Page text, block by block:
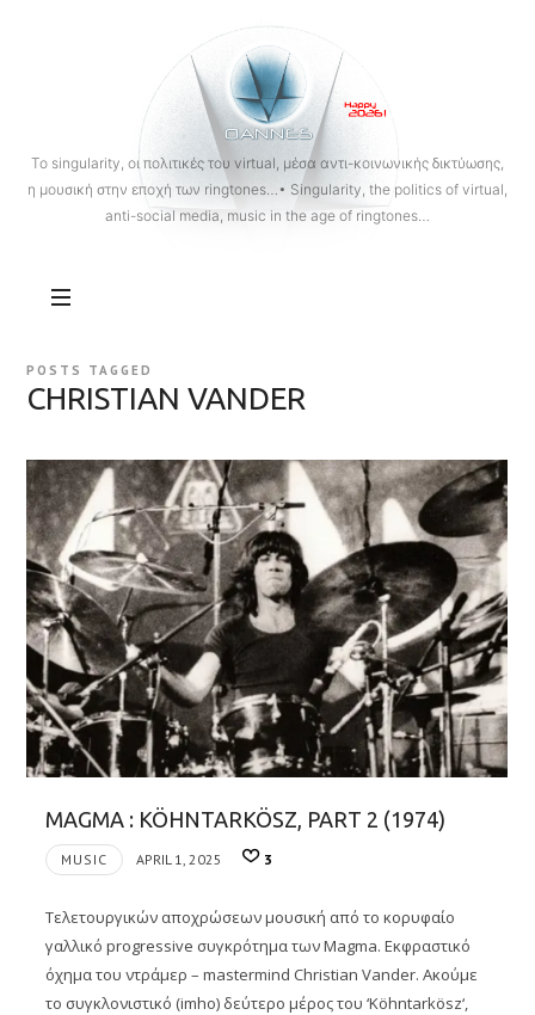
OANNES
To singularity, οι πολιτικές του virtual, μέσα αντι-κοινωνικής δικτύωσης,
η μουσική στην εποχή των ringtones…• Singularity, the politics of virtual,
anti-social media, music in the age of ringtones…
POSTS TAGGED
CHRISTIAN VANDER
MAGMA : KÖHNTARKÖSZ, PART 2 (1974)
MUSIC APRIL 1, 2025 3
Τελετουργικών αποχρώσεων μουσική από το κορυφαίο
γαλλικό progressive συγκρότημα των Magma. Εκφραστικό
όχημα του ντράμερ – mastermind Christian Vander. Ακούμε
το συγκλονιστικό (imho) δεύτερο μέρος του ‘Köhntarkösz‘,